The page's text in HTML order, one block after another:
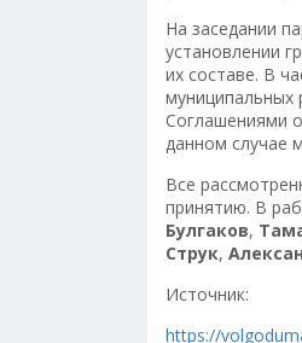
На заседании
установлении
их составе. В
муниципальных
Соглашениями
данном случае
Все
принятию. В
Булгаков,
Струк,
Источник:
https://